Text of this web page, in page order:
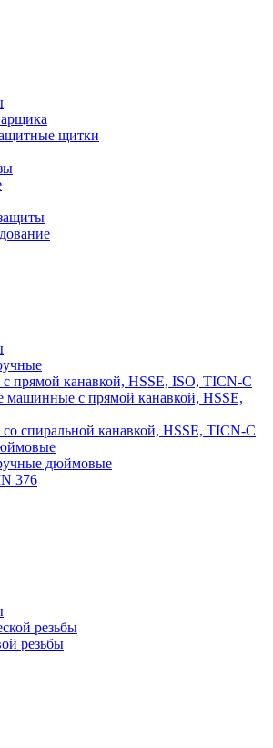
щитки
прямой канавкой, HSSE, ISO, TICN-C
с прямой канавкой, HSSE,
спиральной канавкой, HSSE, TICN-C
дюймовые
376
резьбы
резьбы